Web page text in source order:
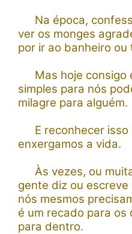
Na época,
ver os monges
por ir ao banheiro ou
Mas hoje consigo
simples para nós
milagre para alguém.
E reconhecer
enxergamos a vida.
Às vezes, ou
gente diz ou
nós mesmos
é um recado para os
para dentro.